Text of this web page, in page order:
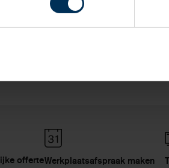
offerteWerkplaatsafspraak maken